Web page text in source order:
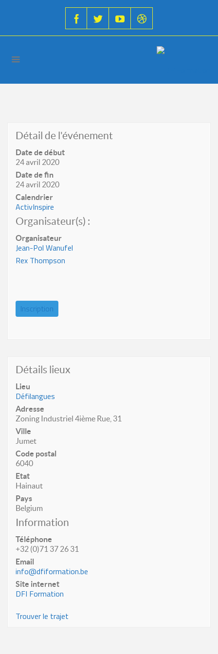
Détail de l'événement
Date de début
24 avril 2020
Date de fin
24 avril 2020
Calendrier
ActivInspire
Organisateur(s) :
Organisateur
Jean-Pol Wanufel
Rex Thompson
Inscription
Détails lieux
Lieu
Défilangues
Adresse
Zoning Industriel 4ième Rue, 31
Ville
Jumet
Code postal
6040
Etat
Hainaut
Pays
Belgium
Information
Téléphone
+32 (0)71 37 26 31
Email
info@dfiformation.be
Site internet
DFI Formation
Trouver le trajet